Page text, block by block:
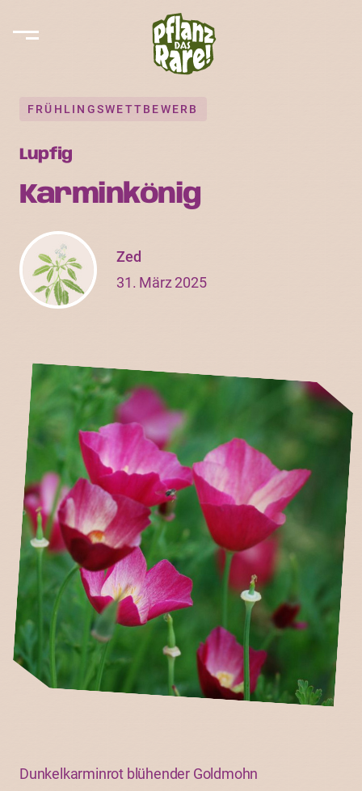
FRÜHLINGSWETTBEWERB
Lupfig
Karminkönig
Zed
31. März 2025
Dunkelkarminrot blühender Goldmohn